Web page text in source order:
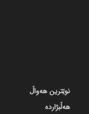
نوێترین هەواڵ
هەڵبژاردە